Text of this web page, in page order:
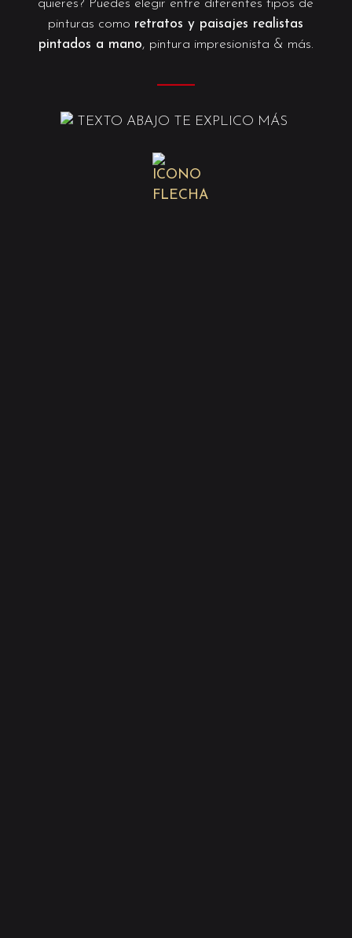
quieres? Puedes elegir entre diferentes tipos de
pinturas como retratos y paisajes realistas
pintados a mano, pintura impresionista & más.
———